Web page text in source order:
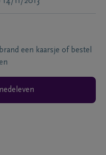
een kaarsje of bestel